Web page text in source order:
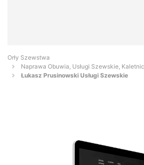
Orły Szewstwa
Naprawa Obuwia, Usługi Szewskie,
Łukasz Prusinowski Usługi Szewskie